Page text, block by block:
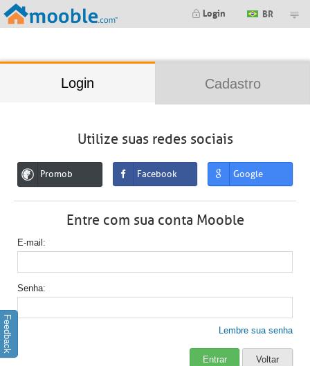
Login BR
Login Cadastro
Utilize suas redes sociais
Promob Facebook Google
Entre com sua conta Mooble
E-mail
Senha
Lembre sua senha
Entrar Voltar
Feedback